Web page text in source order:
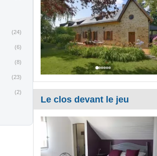
(24)
(6)
(8)
(23)
(2)
Le clos devant le jeu